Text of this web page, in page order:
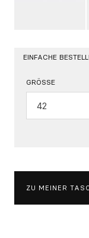
EINFACHE
GRÖSSE
42
ZU MEINER